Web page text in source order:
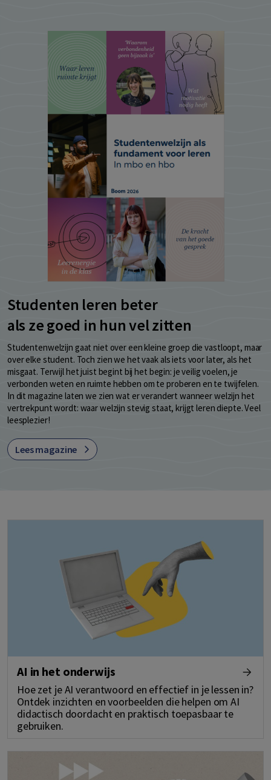
Studenten leren beter
als ze goed in hun vel zitten
Studentenwelzijn gaat niet over een kleine groep die vastloopt, maar
over elke student. Toch zien we het vaak als iets voor later, als het
misgaat. Terwijl het juist begint bij het begin: je veilig voelen, je
verbonden weten en ruimte hebben om te proberen en te twijfelen.
In dit magazine laten we zien wat er verandert wanneer welzijn het
vertrekpunt wordt: waar welzijn stevig staat, krijgt leren diepte. Veel
leesplezier!
Lees magazine
AI in het onderwijs
Hoe zet je AI verantwoord en effectief in je lessen in?
Ontdek inzichten en voorbeelden die helpen om AI
didactisch doordacht en praktisch toepasbaar te
gebruiken.